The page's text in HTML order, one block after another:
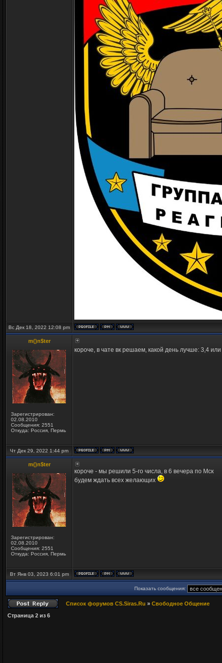
Вс Дек 18, 2022 12:08 pm
m()n$ter
Зарегистрирован:
02.08.2010
Сообщения: 2551
Откуда: Россия, Пермь
короче, в чате вк решаем, какой день лучше: 3,4
Чт Дек 29, 2022 1:44 pm
m()n$ter
Зарегистрирован:
02.08.2010
Сообщения: 2551
Откуда: Россия, Пермь
короче - мы решили 5-го числа, в 6 вечера по Мск
будем ждать всех желающих
Вт Янв 03, 2023 6:01 pm
Показать сообщения:
Список форумов CS.Siras.Ru » Свободное Общение
Страница 2 из 6